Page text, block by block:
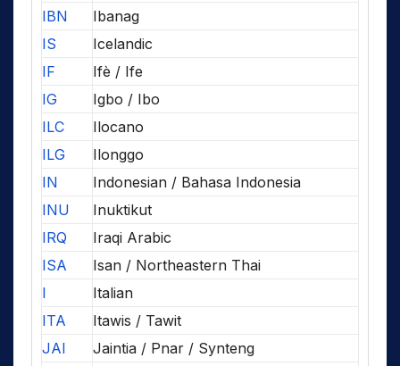
IBN
Ibanag
IS
Icelandic
IF
Ifè / Ife
IG
Igbo / Ibo
ILC
Ilocano
ILG
Ilonggo
IN
Indonesian / Bahasa Indonesia
INU
Inuktikut
IRQ
Iraqi Arabic
ISA
Isan / Northeastern Thai
I
Italian
ITA
Itawis / Tawit
JAI
Jaintia / Pnar / Synteng